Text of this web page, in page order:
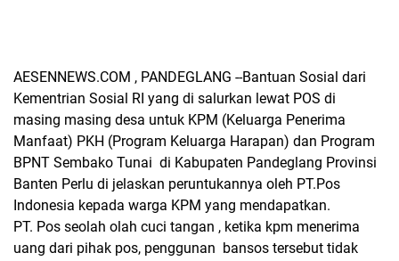
AESENNEWS.COM , PANDEGLANG --Bantuan Sosial dari
Kementrian Sosial RI yang di salurkan lewat POS di
masing masing desa untuk KPM (Keluarga Penerima
Manfaat) PKH (Program Keluarga Harapan) dan Program
BPNT Sembako Tunai di Kabupaten Pandeglang Provinsi
Banten Perlu di jelaskan peruntukannya oleh PT.Pos
Indonesia kepada warga KPM yang mendapatkan.
PT. Pos seolah olah cuci tangan , ketika kpm menerima
uang dari pihak pos, penggunan bansos tersebut tidak